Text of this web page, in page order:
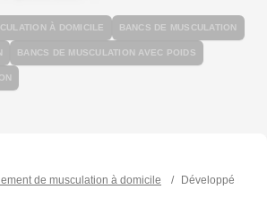
À DOMICILE BANCS DE MUSCULATION
BANCS DE MUSCULATION AVEC POIDS
de musculation à domicile / Développé